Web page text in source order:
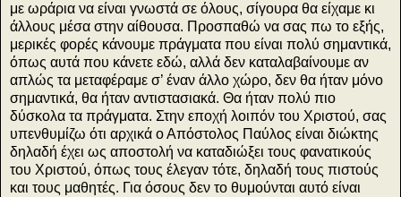
με ωράρια να είναι γνωστά σε όλους, σίγουρα θα είχαμε κι
άλλους μέσα στην αίθουσα. Προσπαθώ να σας πω το εξής,
μερικές φορές κάνουμε πράγματα που είναι πολύ σημαντικά,
όπως αυτά που κάνετε εδώ, αλλά δεν καταλαβαίνουμε αν
απλώς τα μεταφέραμε σ’ έναν άλλο χώρο, δεν θα ήταν μόνο
σημαντικά, θα ήταν αντιστασιακά. Θα ήταν πολύ πιο
δύσκολα τα πράγματα. Στην εποχή λοιπόν του Χριστού, σας
υπενθυμίζω ότι αρχικά ο Απόστολος Παύλος είναι διώκτης
δηλαδή έχει ως αποστολή να καταδιώξει τους φανατικούς
του Χριστού, όπως τους έλεγαν τότε, δηλαδή τους πιστούς
και τους μαθητές. Για όσους δεν το θυμούνται αυτό είναι